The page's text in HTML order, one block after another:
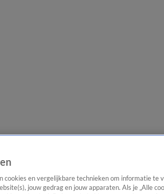
cookies en vergelijkbare technieken om informatie te
jouw gedrag en jouw apparaten. Als je „Alle